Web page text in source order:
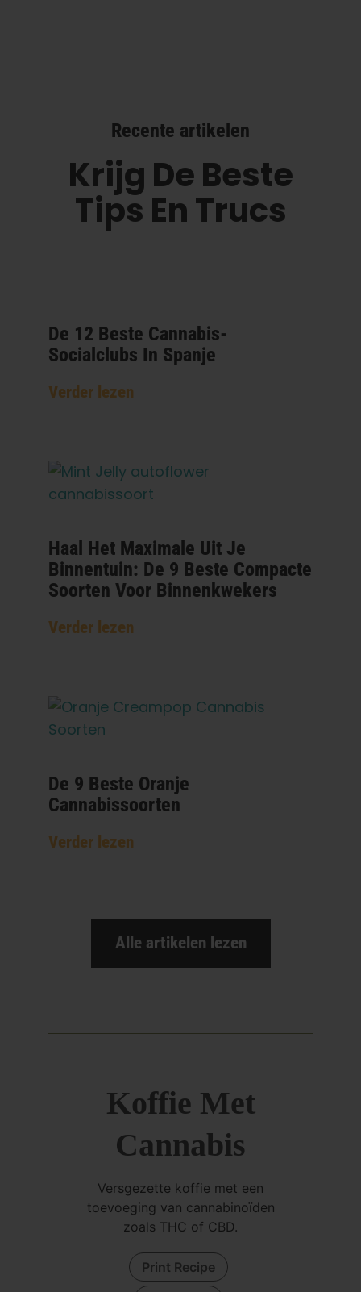
Recente artikelen
Krijg De Beste
Tips En Trucs
De 12 Beste Cannabis-
Socialclubs In Spanje
Verder lezen
Haal Het Maximale Uit Je
Binnentuin: De 9 Beste Compacte
Soorten Voor Binnenkwekers
Verder lezen
De 9 Beste Oranje
Cannabissoorten
Verder lezen
Alle artikelen lezen
Koffie Met
Cannabis
Versgezette koffie met een
toevoeging van cannabinoïden
zoals THC of CBD.
Print Recipe